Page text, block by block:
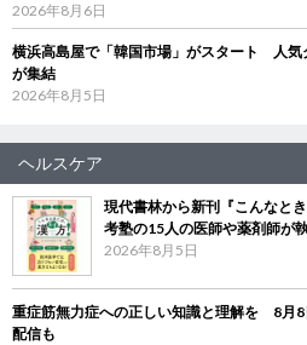
2026年8月6日
横浜高島屋で「韓国市場」がスタート 人気
が集結
2026年8月5日
ヘルスケア
現代書林から新刊『こんなと
考塾の15人の医師や薬剤師が
2026年8月5日
重症筋無力症への正しい知識と理解を 8月
配信も